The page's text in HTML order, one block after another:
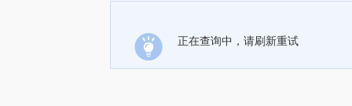
正在查询中，请刷新重试